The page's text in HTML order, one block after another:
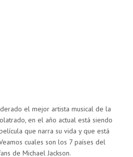
el mejor artista musical de la
en el año actual está siendo
que narra su vida y que está
cuales son los 7 países del
de Michael Jackson.